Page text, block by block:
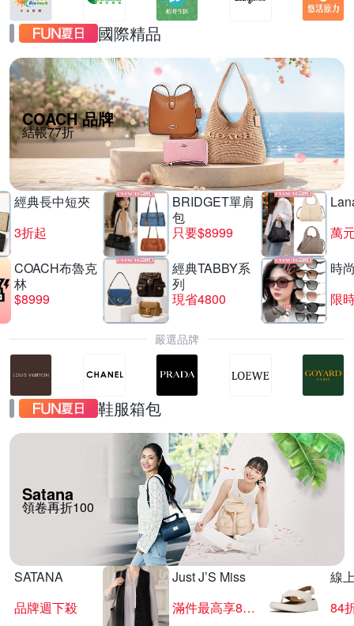
國際精品
COACH 品牌
結帳77折
經典長中短夾
3折起
BRIDGET單肩
包
只要$8999
萬
COACH布魯克
林
$8999
經典TABBY系
列
現省4800
時
限
嚴選品牌
鞋服箱包
Satana
領卷再折100
SATANA
品牌週下殺
Just J’S Miss
滿件最高享85折
線
84